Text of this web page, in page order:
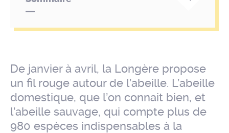
De janvier à avril, la Longère propose
un fil rouge autour de l’abeille. L’abeille
domestique, que l’on connait bien, et
l’abeille sauvage, qui compte plus de
980 espèces indispensables à la